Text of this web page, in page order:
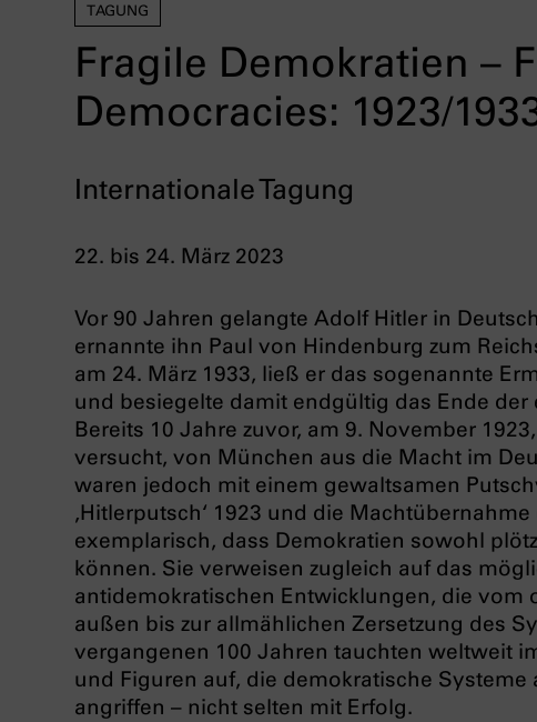
TAGUNG
Fragile Demokratien –
Democracies: 1923/
Internationale Tagung
22. bis 24. März 2023
Vor 90 Jahren gelangte Adolf Hitler in
ernannte ihn Paul von Hindenburg zum
am 24. März 1933, ließ er das sogenannte
und besiegelte damit endgültig das Ende
Bereits 10 Jahre zuvor, am 9. November
versucht, von München aus die Macht im
waren jedoch mit einem gewaltsamen
‚Hitlerputsch‘ 1923 und die
exemplarisch, dass Demokratien sowohl
können. Sie verweisen zugleich auf das
antidemokratischen Entwicklungen, die vom
außen bis zur allmählichen Zersetzung des
vergangenen 100 Jahren tauchten weltweit
und Figuren auf, die demokratische
angriffen – nicht selten mit Erfolg.